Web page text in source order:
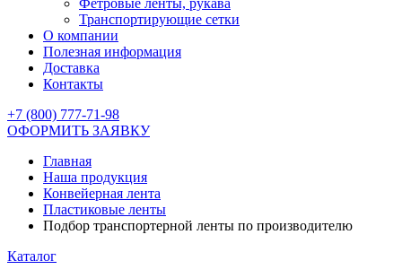
Фетровые ленты, рукава
Транспортирующие сетки
О компании
Полезная информация
Доставка
Контакты
+7 (800) 777-71-98
ОФОРМИТЬ ЗАЯВКУ
Главная
Наша продукция
Конвейерная лента
Пластиковые ленты
Подбор транспортерной ленты по производителю
Каталог